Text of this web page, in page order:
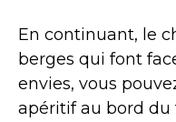
En continuant, le
berges qui font
envies, vous
apéritif au bord du